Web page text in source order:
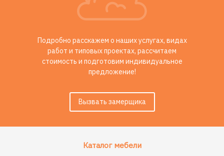
Подробно расскажем о наших услугах, видах
работ и типовых проектах, рассчитаем
стоимость и подготовим индивидуальное
предложение!
Вызвать замерщика
Каталог мебели